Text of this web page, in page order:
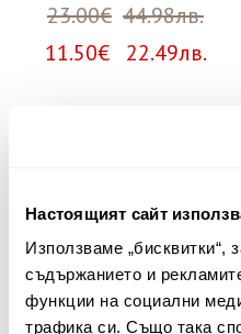
Настоящият сайт
Използваме „бисквитки“,
съдържанието и
функции на социални
трафика си. Също така
23.00€ 44.98лв.
11.50€ 22.49лв.
Споделете
Име